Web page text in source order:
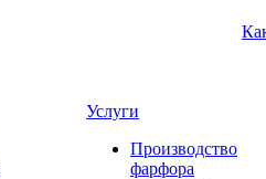
Услуги
Производство
фарфора